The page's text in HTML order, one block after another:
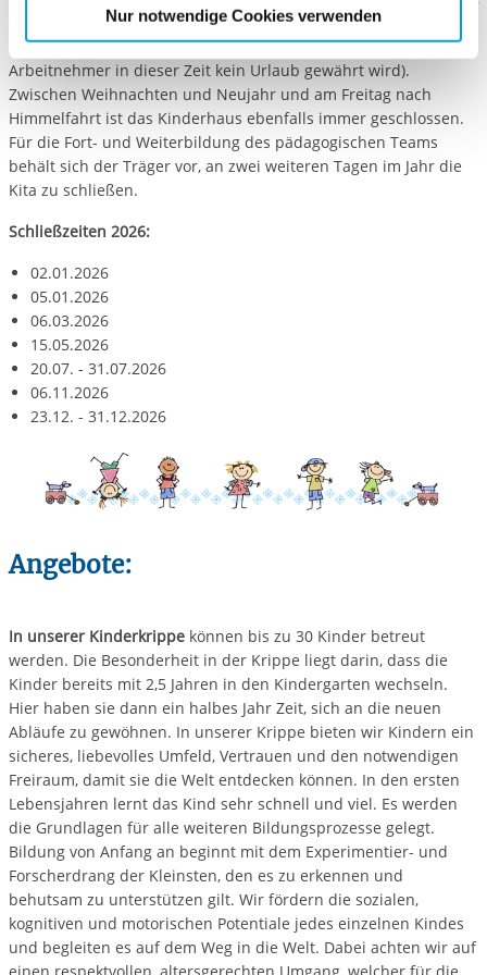
Cookies, die erforderlich zur Bereitstellung der von Ihnen
aufgerufenen und somit gewünschten Website-
Funktionen sind. Diese Cookies setzen wir aufgrund
berechtigter Interessen und daher unabhängig von einer
Einwilligung.
Nur notwendige Cookies verwenden
ob eine Betreuung während der Schließzeit angeboten wird
oder nicht ((wenn der Arbeitgeber bescheinigt, dass dem
Arbeitnehmer in dieser Zeit kein Urlaub gewährt wird).
Zwischen Weihnachten und Neujahr und am Freitag nach
Himmelfahrt ist das Kinderhaus ebenfalls immer geschlossen.
Für die Fort- und Weiterbildung des pädagogischen Teams
behält sich der Träger vor, an zwei weiteren Tagen im Jahr die
Kita zu schließen.
Schließzeiten 2026:
02.01.2026
05.01.2026
06.03.2026
15.05.2026
20.07. - 31.07.2026
06.11.2026
23.12. - 31.12.2026
Angebote:
In unserer Kinderkrippekönnen bis zu 30 Kinder betreut
werden. Die Besonderheit in der Krippe liegt darin, dass die
Kinder bereits mit 2,5 Jahren in den Kindergarten wechseln.
Hier haben sie dann ein halbes Jahr Zeit, sich an die neuen
Abläufe zu gewöhnen. In unserer Krippe bieten wir Kindern ein
sicheres, liebevolles Umfeld, Vertrauen und den notwendigen
Freiraum, damit sie die Welt entdecken können. In den ersten
Lebensjahren lernt das Kind sehr schnell und viel. Es werden
die Grundlagen für alle weiteren Bildungsprozesse gelegt.
Bildung von Anfang an beginnt mit dem Experimentier- und
Forscherdrang der Kleinsten, den es zu erkennen und
behutsam zu unterstützen gilt. Wir fördern die sozialen,
kognitiven und motorischen Potentiale jedes einzelnen Kindes
und begleiten es auf dem Weg in die Welt. Dabei achten wir auf